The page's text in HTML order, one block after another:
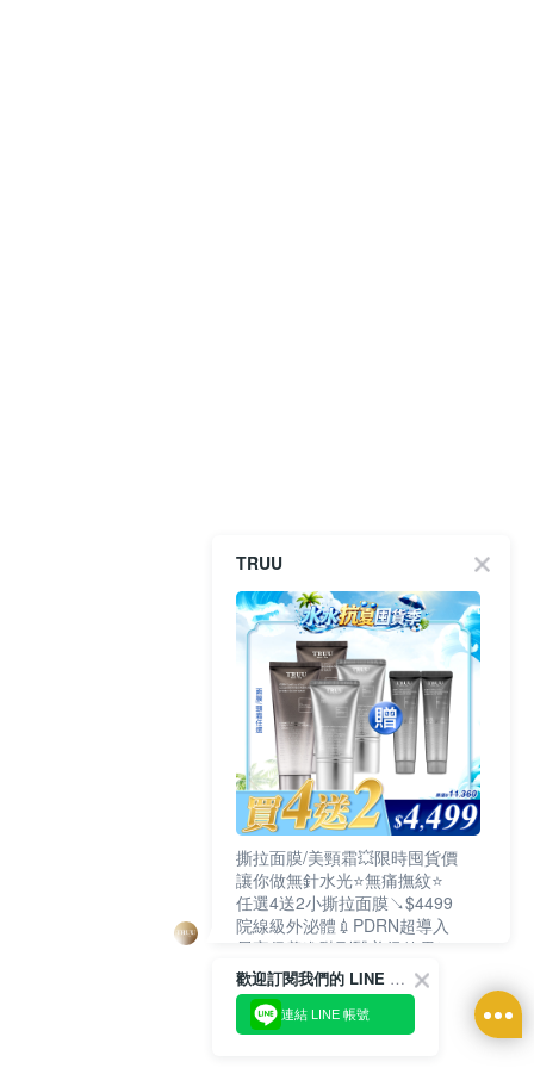
TRUU
撕拉面膜/美頸霜💥限時囤貨價
讓你做無針水光⭐無痛撫紋⭐
任選4送2小撕拉面膜↘$4499
院線級外泌體💉PDRN超導入
居家保養進階到醫美級效果❗
歡迎訂閱我們的 LINE 官方帳號
連結 LINE 帳號